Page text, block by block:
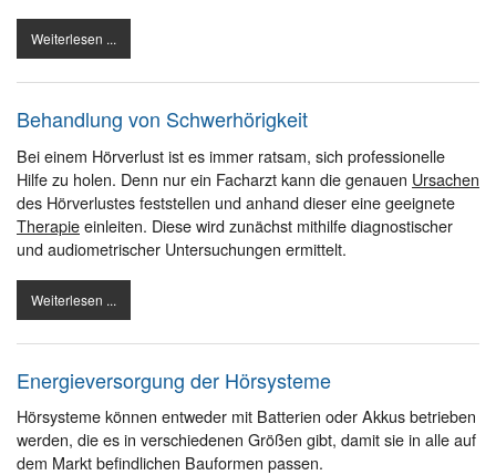
Weiterlesen ...
Behandlung von Schwerhörigkeit
Bei einem Hörverlust ist es immer ratsam, sich professionelle
Hilfe zu holen. Denn nur ein Facharzt kann die genauen Ursachen
des Hörverlustes feststellen und anhand dieser eine geeignete
Therapieeinleiten. Diese wird zunächst mithilfe diagnostischer
und audiometrischer Untersuchungen ermittelt.
Weiterlesen ...
Energieversorgung der Hörsysteme
Hörsysteme können entweder mit Batterien oder Akkus betrieben
werden, die es in verschiedenen Größen gibt, damit sie in alle auf
dem Markt befindlichen Bauformen passen.